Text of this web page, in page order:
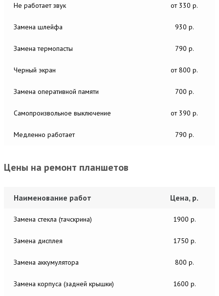
Не работает звук от 330 р.
Замена шлейфа 930 р.
Замена термопасты 790 р.
Черный экран от 800 р.
Замена оперативной памяти 700 р.
Самопроизвольное выключение от 390 р.
Медленно работает 790 р.
Цены на ремонт планшетов
Наименование работ Цена, р.
Замена стекла (тачскрина) 1900 р.
Замена дисплея 1750 р.
Замена аккумулятора 800 р.
Замена корпуса (задней крышки) 1600 р.